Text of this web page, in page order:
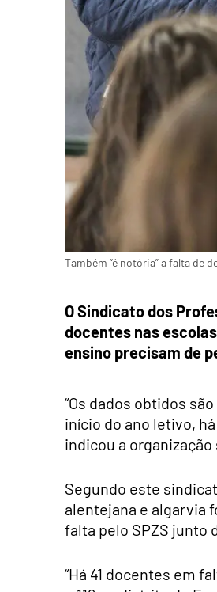
Também “é notória” a falta de
O Sindicato dos
docentes nas
ensino precisam de
“Os dados obtidos
início do ano letivo,
indicou a
Segundo este
alentejana e algarvia
falta pelo SPZS junto
“Há 41 docentes em